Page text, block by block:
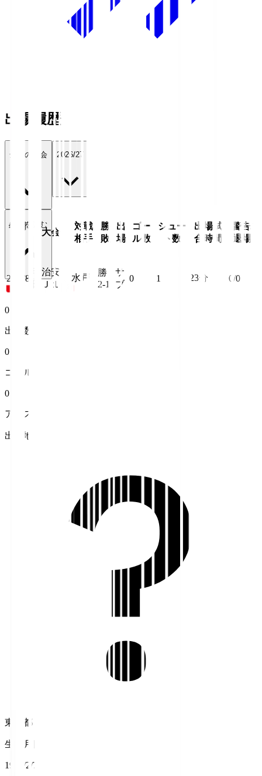
出場履歴
全ての大会 2026/27
年月
大会
対戦
相手
勝
敗
出
場
ゴー
ル数
シュー
ト数
出場試
合時間
警告/
退場
26/8/8
明治安
田Ｊ１
水戸
勝
2-1
サ
ブ
0 1 23分 0/0
続きを読む
0
出場数
0
ゴール
0
アシスト
出身地
東京都
生年月日
1994/2/7